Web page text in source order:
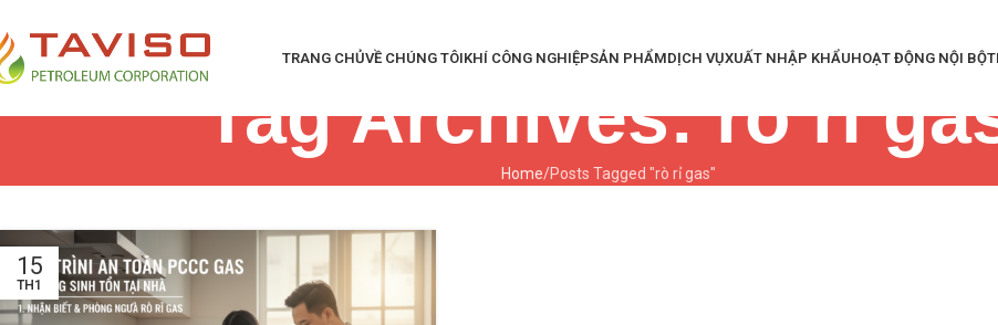
TRANG CHỦVỀ CHÚNG TÔIKHÍ CÔNG NGHIỆPSẢN PHẨMDỊCH VỤXUẤT NHẬP KHẨUHOẠT ĐỘNG NỘI BỘ
Tag Archives: rò rỉ
Home Posts Tagged "rò rỉ gas"
15
TH1